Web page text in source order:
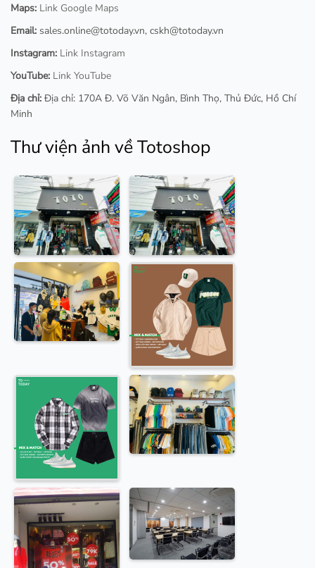
Maps: Link Google Maps
Email: sales.online@totoday.vn, cskh@totoday.vn
Instagram: Link Instagram
YouTube: Link YouTube
Địa chỉ: Địa chỉ: 170A Đ. Võ Văn Ngân, Bình Thọ, Thủ Đức, Hồ Chí
Minh
Thư viện ảnh về Totoshop